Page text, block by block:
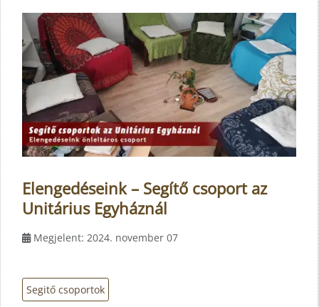
Elengedéseink – Segítő csoport az
Unitárius Egyháznál
Megjelent: 2024. november 07
Segitő csoportok